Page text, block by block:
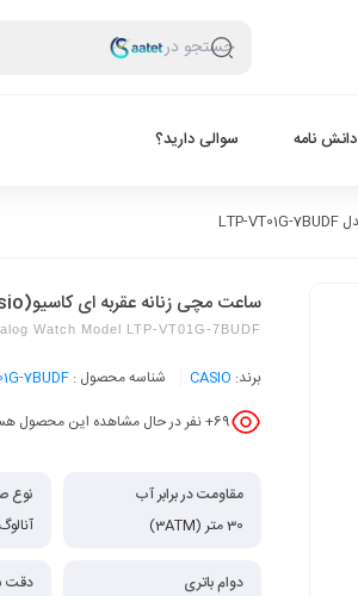
جستجو در
دانش نامه سوالی دارید؟
ساعت مچی زنانه عقربه ای کاسیو(casio) مدل LTP-VT01G-7BUDF
Watch Model LTP-VT01G-7BUDF
برند: CASIO شناسه محصول : 7BUDF
69+ نفر در حال مشاهده این محصول
مقاومت در برابر آب
30 متر (3ATM)
نوع
آنالوگ
دوام باتری
دقت